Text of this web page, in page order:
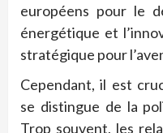
européens pour le
énergétique et
stratégique pour
Cependant, il est
se distingue de la
Trop souvent, les